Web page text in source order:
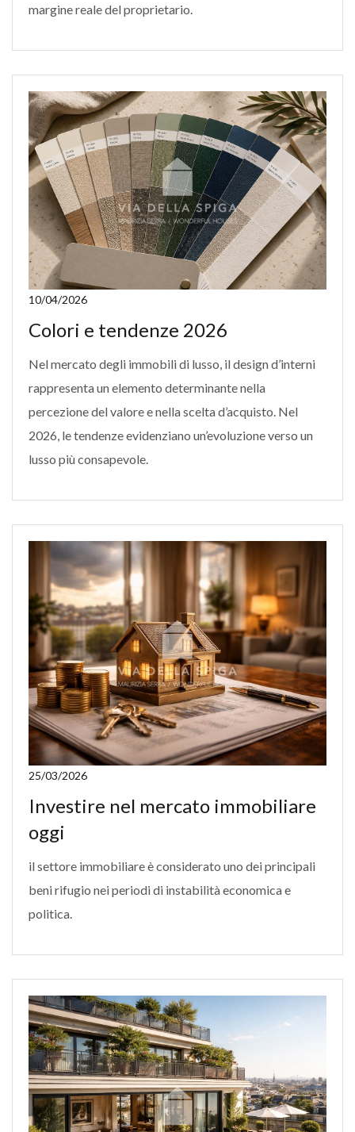
margine reale del proprietario.
10/04/2026
Colori e tendenze 2026
Nel mercato degli immobili di lusso, il design d’interni
rappresenta un elemento determinante nella
percezione del valore e nella scelta d’acquisto. Nel
2026, le tendenze evidenziano un’evoluzione verso un
lusso più consapevole.
25/03/2026
Investire nel mercato immobiliare
oggi
il settore immobiliare è considerato uno dei principali
beni rifugio nei periodi di instabilità economica e
politica.